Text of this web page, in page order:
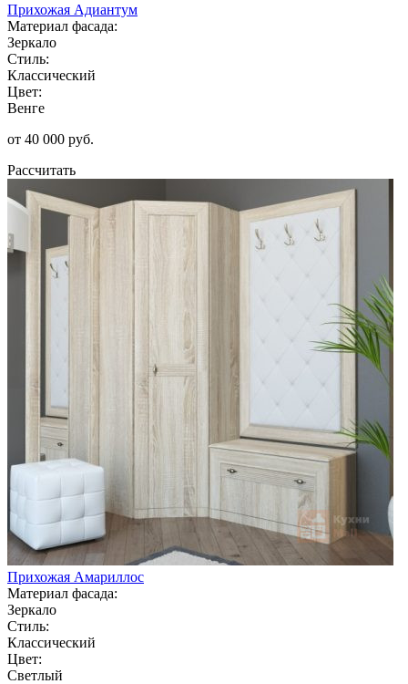
Прихожая Адиантум
Материал фасада:
Зеркало
Стиль:
Классический
Цвет:
Венге
от 40 000 руб.
Рассчитать
Прихожая Амариллос
Материал фасада:
Зеркало
Стиль:
Классический
Цвет:
Светлый